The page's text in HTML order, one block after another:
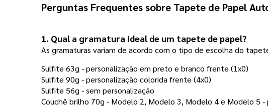
Perguntas Frequentes sobre Tapete de Papel
1. Qual a gramatura ideal de um tapete de papel?
As gramaturas variam de acordo com o tipo de escolha do
Sulfite 63g - personalização em preto e branco frente (1x0)
Sulfite 90g - personalização colorida frente (4x0)
Sulfite 56g - sem personalização
Couchê brilho 70g - Modelo 2, Modelo 3, Modelo 4 e Modelo 5